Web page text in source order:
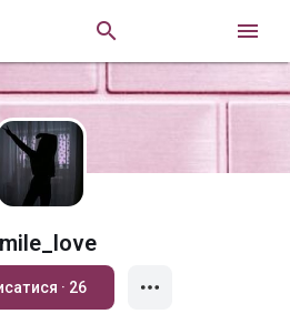
 
Підписатися · 26